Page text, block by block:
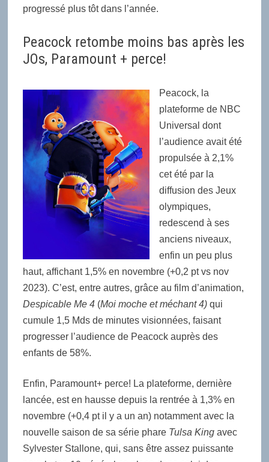
progressé plus tôt dans l’année.
Peacock retombe moins bas après les
JOs, Paramount + perce!
Peacock, la
plateforme de NBC
Universal dont
l’audience avait été
propulsée à 2,1%
cet été par la
diffusion des Jeux
olympiques,
redescend à ses
anciens niveaux,
enfin un peu plus
haut, affichant 1,5% en novembre (+0,2 pt vs nov
2023). C’est, entre autres, grâce au film d’animation,
Despicable Me 4(Moi moche et méchant4) qui
cumule 1,5 Mds de minutes visionnées, faisant
progresser l’audience de Peacock auprès des
enfants de 58%.
Enfin, Paramount+ perce! La plateforme, dernière
lancée, est en hausse depuis la rentrée à 1,3% en
novembre (+0,4 pt il y a un an) notamment avec la
nouvelle saison de sa série phare Tulsa Kingavec
Sylvester Stallone, qui, sans être assez puissante